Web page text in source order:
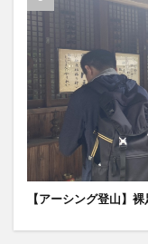
【アーシング登山】